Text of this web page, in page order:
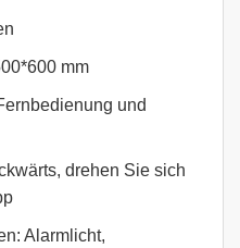
mm
und
drehen Sie sich
Alarmlicht,